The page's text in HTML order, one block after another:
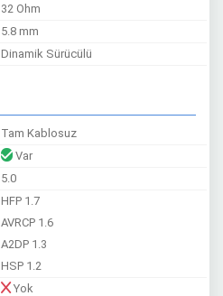
32 Ohm
5.8 mm
Dinamik Sürücülü
Tam Kablosuz
Var
5.0
HFP 1.7
AVRCP 1.6
A2DP 1.3
HSP 1.2
Yok